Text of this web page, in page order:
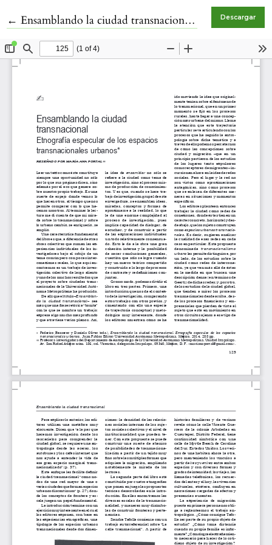
←Volver a los detalles del artículo
Ensamblando la ciudad transnacional. Etnografía especular de los espacios transnacionales urbanos Descargar